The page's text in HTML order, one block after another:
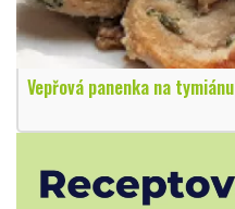
Vepřová panenka na tymiánu